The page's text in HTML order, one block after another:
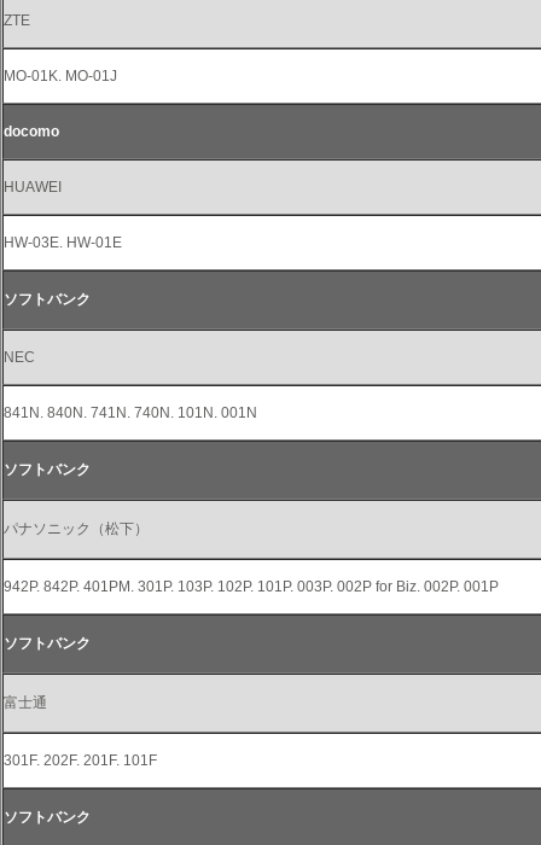
ZTE
MO-01K. MO-01J
docomo
HUAWEI
HW-03E. HW-01E
ソフトバンク
NEC
841N. 840N. 741N. 740N. 101N. 001N
ソフトバンク
パナソニック（松下）
942P. 842P. 401PM. 301P. 103P. 102P. 101P. 003P. 002P for Biz. 002P. 001P
ソフトバンク
富士通
301F. 202F. 201F. 101F
ソフトバンク